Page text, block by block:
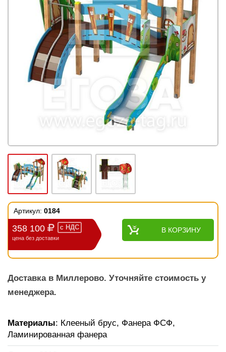
Артикул: 0184
358 100 с НДС
цена без доставки
В КОРЗИНУ
Доставка в Миллерово. Уточняйте стоимость у
менеджера.
Материалы: Клееный брус, Фанера ФСФ,
Ламинированная фанера